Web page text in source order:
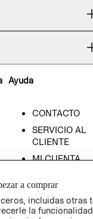
Ayuda
CONTACTO
SERVICIO AL
CLIENTE
MI CUENTA
TIENDAS
- RETIRO EN
a comprar
incluidas otras
la